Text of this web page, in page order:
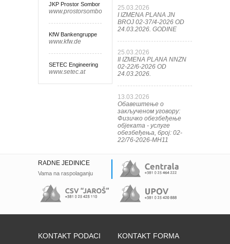
JKP Prostor Sombor
www.prostorsombor.rs
KfW Bankengruppe
www.kfw.de
SETEC Engineering
www.setec.at
25.03.2026
I IZMENA PLANA JN
BROJ 02-37/4-2026 OD
24.03.2026. GODINE
25.03.2026
II IZMENA PLANA NNZN
02-22/6-2026 OD
24.03.2026.
13.03.2026
Обавештење о
закљученом уговору:
Физичко обезбеђење
објеката - услуге
обезбеђења, број: 02-
22/76-2026-МН11
RADNE JEDINICE
Vama na raspolaganju
KONTAKT PODACI KONTAKT FORMA